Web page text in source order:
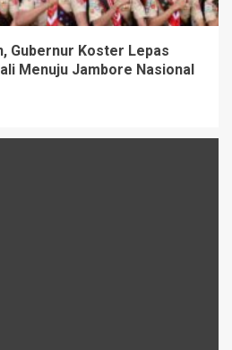
Gubernur Koster Lepas
Menuju Jambore Nasional